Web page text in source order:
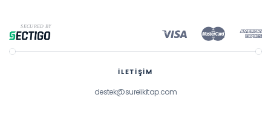
İLETİŞİM
destek@surelikitap.com